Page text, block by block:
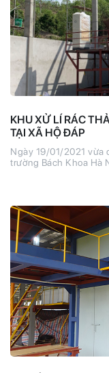
KHU XỬ LÍ RÁC
TẠI XÃ HỘ ĐÁP
Ngày 19/01/2021 vừa
trường Bách Khoa Hà